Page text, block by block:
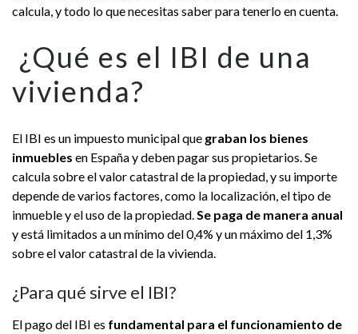
calcula, y todo lo que necesitas saber para tenerlo en cuenta.
¿Qué es el IBI de una
vivienda?
El IBI es un impuesto municipal que graban los bienes
inmuebles en España y deben pagar sus propietarios. Se
calcula sobre el valor catastral de la propiedad, y su importe
depende de varios factores, como la localización, el tipo de
inmueble y el uso de la propiedad.Se paga de manera anual
y está limitados a un mínimo del 0,4% y un máximo del 1,3%
sobre el valor catastral de la vivienda.
¿Para qué sirve el IBI?
El pago del IBI es fundamental para el funcionamiento de